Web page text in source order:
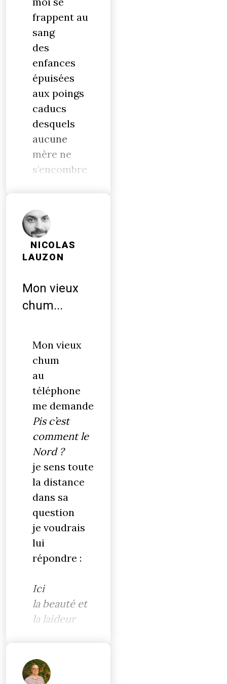
frappent au
sang
des
enfances
épuisées
aux poings
caducs
desquels
aucune
mère ne
s’encombre
NICOLAS
LAUZON
Mon vieux
chum...
Mon vieux
chum
au
téléphone
me demande
Pis c’est
comment le
Nord ?
je sens toute
la distance
dans sa
question
je voudrais
lui
répondre :
Ici
la beauté et
la laideur